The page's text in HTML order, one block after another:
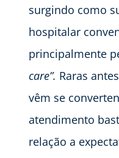
surgindo como
hospitalar
principalmente
care”. Raras
vêm se
atendimento
relação a